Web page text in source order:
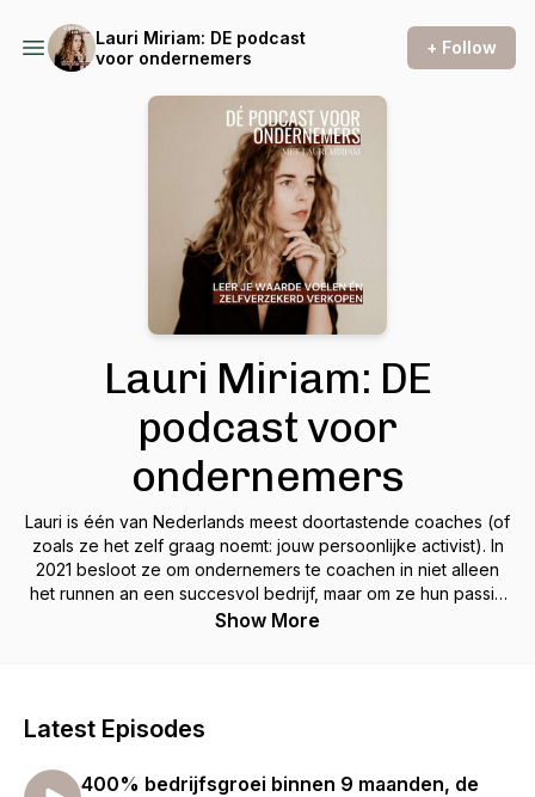
Lauri Miriam: DE podcast
voor ondernemers
+ Follow
Lauri Miriam: DE
podcast voor
ondernemers
Lauri is één van Nederlands meest doortastende coaches (of
zoals ze het zelf graag noemt: jouw persoonlijke activist). In
2021 besloot ze om ondernemers te coachen in niet alleen
het runnen an een succesvol bedrijf, maar om ze hun passie
terug te laten ervaren, een fantastisch privé leven erop na te
deze te ervaren en het duidelijk naar je klanten te
er niet altijd is in het dagelijkse leven van een bedrijf runnen.
Show More
Latest Episodes
400% bedrijfsgroei binnen 9 maanden, de